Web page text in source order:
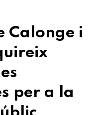
Calonge i
per a la